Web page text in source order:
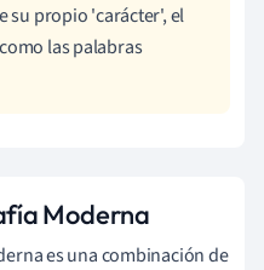
su propio 'carácter', el
las palabras
Moderna
es una combinación de